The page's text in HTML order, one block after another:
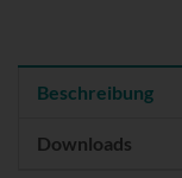
Beschreibung
Downloads